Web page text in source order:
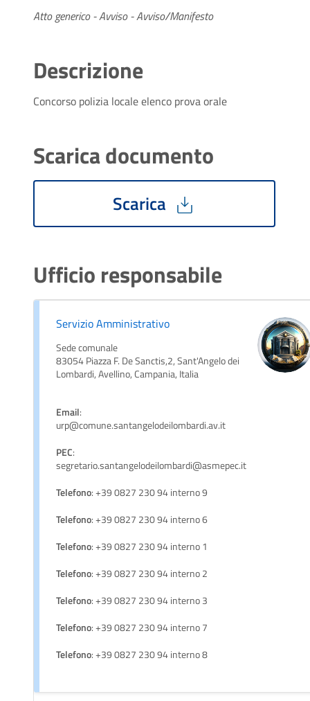
Atto generico - Avviso - Avviso/Manifesto
Descrizione
Concorso polizia locale elenco prova orale
Scarica documento
Scarica
Ufficio responsabile
Servizio Amministrativo
Sede comunale
83054 Piazza F. De Sanctis,2, Sant'Angelo dei
Lombardi, Avellino, Campania, Italia
Email:
urp@comune.santangelodeilombardi.av.it
PEC:
segretario.santangelodeilombardi@asmepec.it
Telefono: +39 0827 230 94 interno 9
Telefono: +39 0827 230 94 interno 6
Telefono: +39 0827 230 94 interno 1
Telefono: +39 0827 230 94 interno 2
Telefono: +39 0827 230 94 interno 3
Telefono: +39 0827 230 94 interno 7
Telefono: +39 0827 230 94 interno 8